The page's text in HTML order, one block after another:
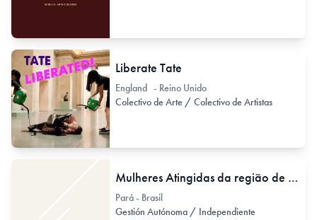
Liberate Tate
England - Reino Unido
Colectivo de Arte / Colectivo de Artistas
Mulheres Atingidas da região de Tapajós
Pará - Brasil
Gestión Autónoma / Independiente